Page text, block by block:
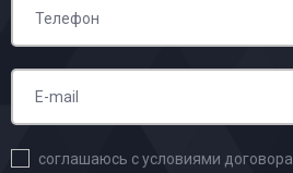
соглашаюсь с условиями договора